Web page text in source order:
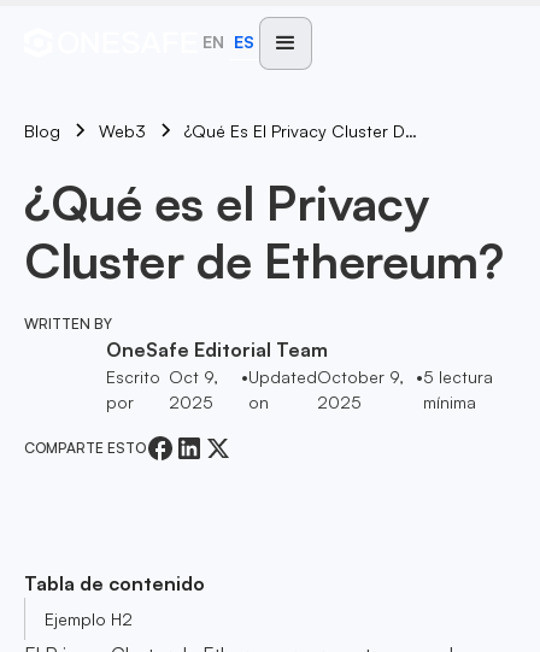
EN ES
Blog Web3 ¿Qué Es El Privacy Cluster De Ethereum?
¿Qué es el Privacy
Cluster de Ethereum?
WRITTEN BY
OneSafe Editorial Team
Escrito
por
Oct 9,
2025
•Updated
on
October 9,
2025
•5 lectura
mínima
COMPARTE ESTO
Tabla de contenido
Ejemplo H2